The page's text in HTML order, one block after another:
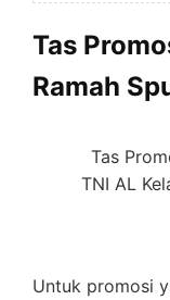
Tas
Ramah
Tas
TNI AL
Untuk promosi